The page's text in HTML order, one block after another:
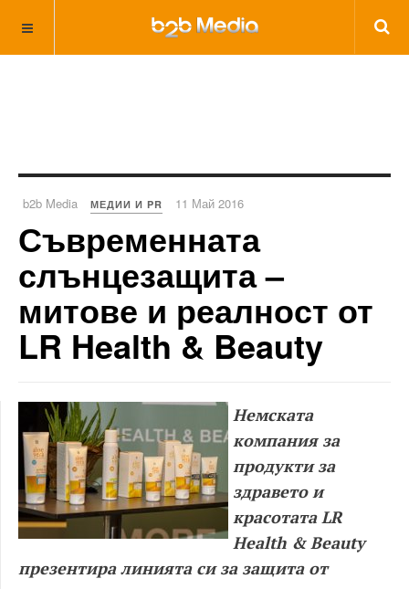
b2b Media МЕДИИ И PR 11 Май 2016
Съвременната
слънцезащита –
митове и реалност от
LR Health & Beauty
Немската
компания за
продукти за
здравето и
красотата LR
Health & Beauty
презентира линията си за защита от